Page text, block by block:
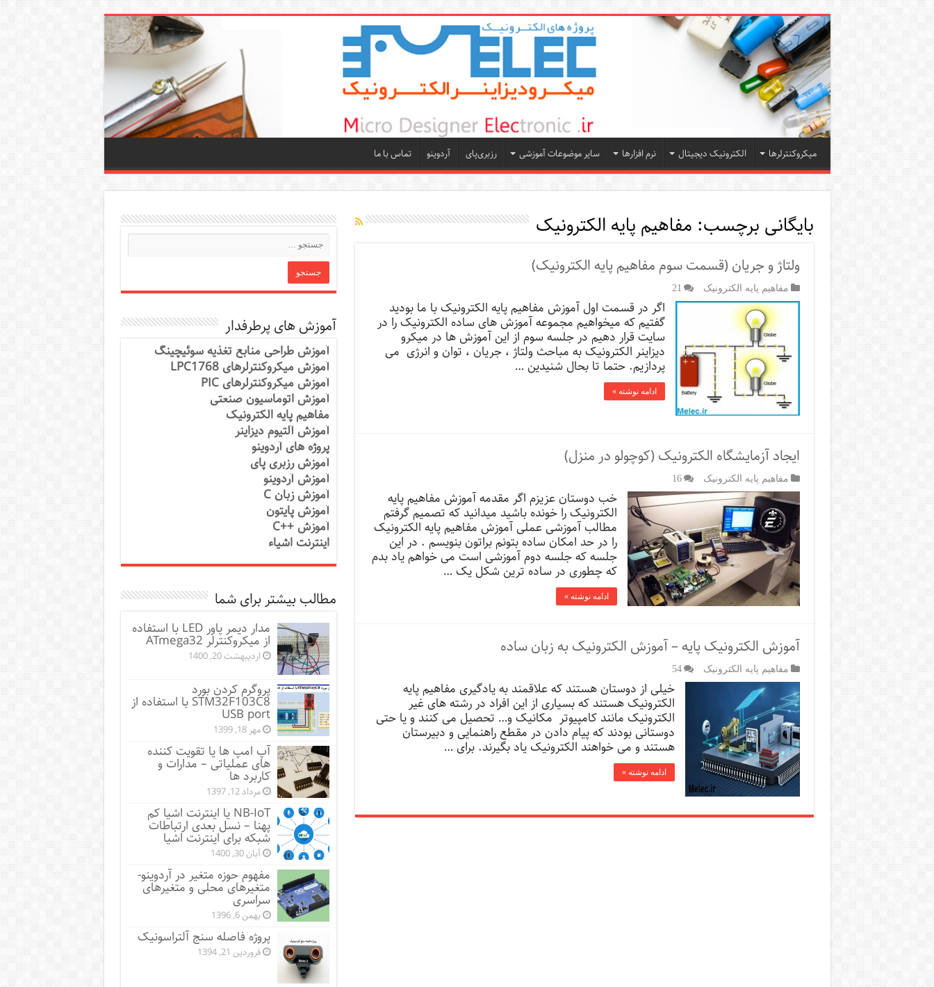
میکروکنترلرها الکترونیک دیجیتال نرم افزارها سایر موضوعات آموزشی رزبری‌پای آردوینو تماس با ما
بایگانی برچسب: مفاهیم پایه الکترونیک
ولتاژ و جریان (قسمت سوم مفاهیم پایه الکترونیک)
مفاهیم پایه الکترونیک 21
اگر در قسمت اول آموزش مفاهیم پایه الکترونیک با ما بودید
گفتیم که میخواهیم مجموعه آموزش های ساده الکترونیک را در
سایت قرار دهیم در جلسه سوم از این آموزش ها در میکرو
دیزاینر الکترونیک به مباحث ولتاژ ، جریان ، توان و انرژی می
پردازیم. حتما تا بحال شنیدین …
ادامه نوشته »
ایجاد آزمایشگاه الکترونیک (کوچولو در منزل)
مفاهیم پایه الکترونیک 16
خب دوستان عزیزم اگر مقدمه آموزش مفاهیم پایه
الکترونیک را خونده باشید میدانید که تصمیم گرفتم
مطالب آموزشی عملی آموزش مفاهیم پایه الکترونیک
را در حد امکان ساده بتونم براتون بنویسم . در این
جلسه که جلسه دوم آموزشی است می خواهم یاد بدم
که چطوری در ساده ترین شکل یک …
ادامه نوشته »
آموزش الکترونیک پایه – آموزش الکترونیک به زبان ساده
مفاهیم پایه الکترونیک 54
خیلی از دوستان هستند که علاقمند به یادگیری مفاهیم پایه
الکترونیک هستند که بسیاری از این افراد در رشته های غیر
الکترونیک مانند کامپیوتر مکانیک و… تحصیل می کنند و یا حتی
دوستانی بودند که پیام دادن در مقطع راهنمایی و دبیرستان
هستند و می خواهند الکترونیک یاد بگیرند. برای …
ادامه نوشته »
آموزش های پرطرفدار
آموزش طراحی منابع تغذیه سوئیچینگ
آموزش میکروکنترلرهای LPC1768
آموزش میکروکنترلرهای PIC
آموزش اتوماسیون صنعتی
مفاهیم پایه الکترونیک
آموزش آلتیوم دیزاینر
پروژه های آردوینو
آموزش رزبری پای
آموزش آردوینو
آموزش زبان C
آموزش پایتون
آموزش ++C
اینترنت اشیاء
مطالب بیشتر برای شما
مدار دیمر پاور LED با استفاده
از میکروکنترلر ATmega32
اردیبهشت 20, 1400
پروگرم کردن بورد
STM32F103C8 با استفاده از
USB port
مهر 18, 1399
آپ امپ ها یا تقویت کننده
های عملیاتی – مدارات و
کاربرد ها
مرداد 12, 1397
NB-IoT یا اینترنت اشیا کم
پهنا – نسل بعدی ارتباطات
شبکه برای اینترنت اشیا
آبان 30, 1400
مفهوم حوزه متغیر در آردوینو-
متغیرهای محلی و متغیرهای
سراسری
بهمن 6, 1396
پروژه فاصله سنج آلتراسونیک
فروردین 21, 1394